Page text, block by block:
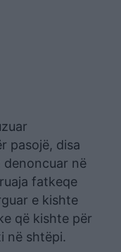
pasojë, disa
denoncuar në
fatkeqe
e kishte
që kishte për
në shtëpi.